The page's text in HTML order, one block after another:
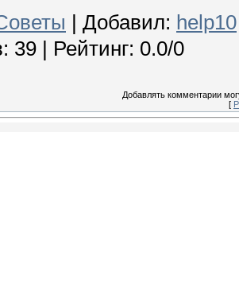
Добавил: help10
: 39 Рейтинг: 0.0/0
Добавлять комментарии
[